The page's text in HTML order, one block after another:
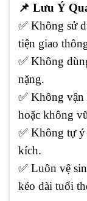
📌 Lưu Ý
✅ Không sử
tiện giao
✅ Không
nặng.
✅ Không vận
hoặc không
✅ Không tự ý
kích.
✅ Luôn vệ
kéo dài tuổi